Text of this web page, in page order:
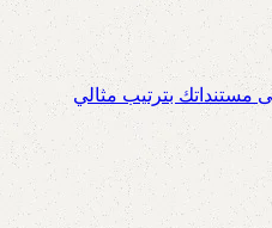
مستنداتك بترتيب مثالي